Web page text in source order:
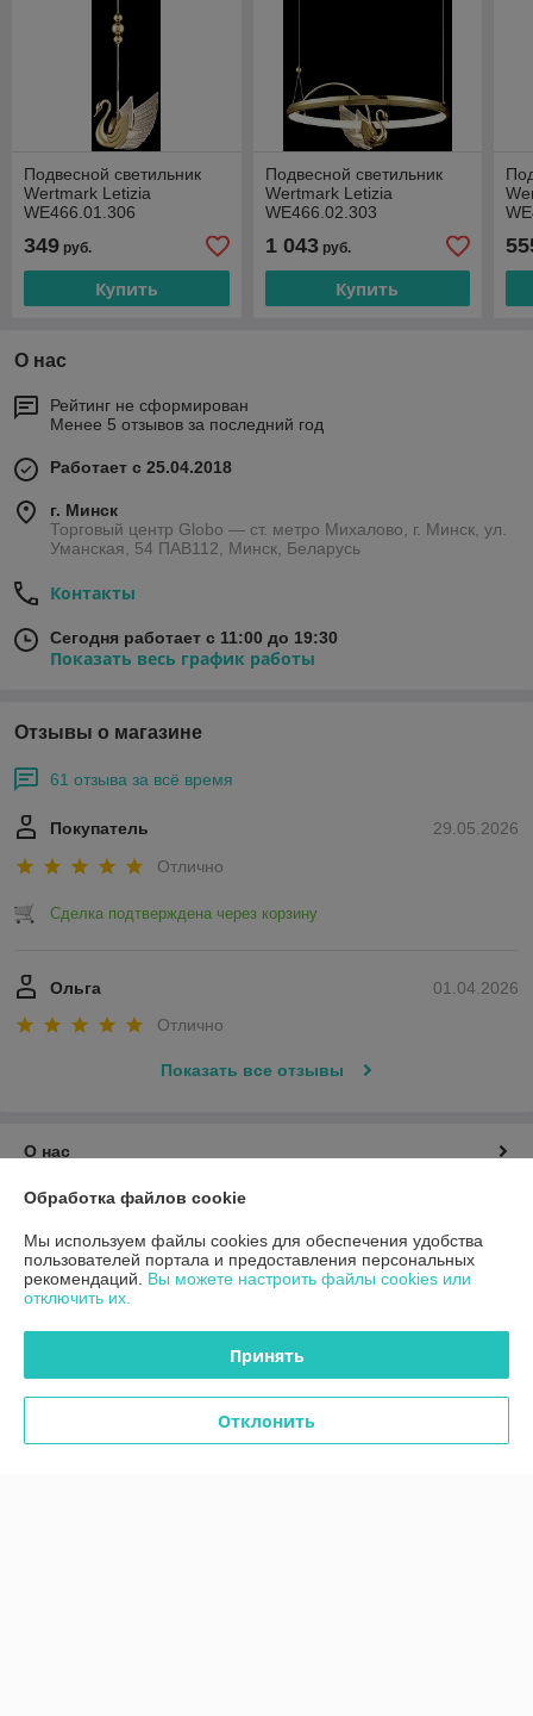
Подвесной светильник
Wertmark Letizia
WE466.01.306
349 руб.
Купить
Подвесной светильник
Wertmark Letizia
WE466.02.303
1 043руб.
Купить
О нас
Рейтинг не сформирован
Менее 5 отзывов за последний год
Работает с 25.04.2018
г. Минск
Торговый центр Globo — ст. метро Михалово, г. Минск, ул.
Уманская, 54 ПАВ112, Минск, Беларусь
Контакты
Сегодня работает с 11:00 до 19:30
Показать весь график работы
Отзывы о магазине
61 отзыва за всё время
29.05.2026
Покупатель
Отлично
Сделка подтверждена через корзину
01.04.2026
Ольга
Отлично
Показать все отзывы
О нас
Контакты
Доставка и оплата
Полная версия сайта
Политика обработки cookies
Обработка файлов cookie
Мы используем файлы cookies для обеспечения удобства
пользователей портала и предоставления персональных
рекомендаций. Вы можете настроить файлы cookies или
отключить их.
Принять
Отклонить